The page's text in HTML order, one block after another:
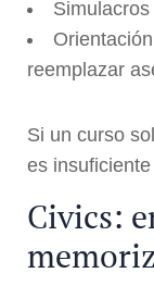
reemplazar
Si un curso
es
Civics: